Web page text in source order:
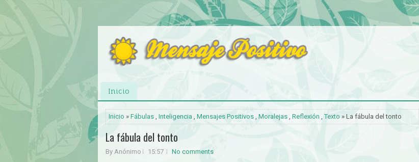
Inicio
Inicio » Fábulas , Inteligencia , Mensajes Positivos , Moralejas , Reflexión ,Texto » La fábula del tonto
La fábula del tonto
By Anónimo 15:57
No comments